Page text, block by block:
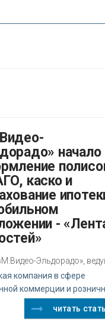
начало
каско и
-
Эльдорадо»,
компания в сфере
коммерции и
читать